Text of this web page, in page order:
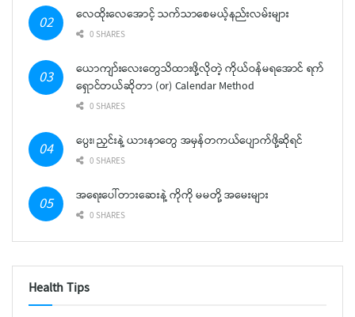
လေထိုးလေအောင့် သက်သာစေမယ့်နည်းလမ်းများ
0 SHARES
ယောကျာ်းလေးတွေသိထားဖို့လိုတဲ့ ကိုယ်ဝန်မရအောင် ရက်
ရှောင်တယ်ဆိုတာ (or) Calendar Method
0 SHARES
ပွေး၊ ညှင်းနဲ့ ယားနာတွေ အမှန်တကယ်ပျောက်ဖို့ဆိုရင်
0 SHARES
အရေးပေါ်တားဆေးနဲ့ ကိုကို မမတို့ အမေးများ
0 SHARES
Health Tips